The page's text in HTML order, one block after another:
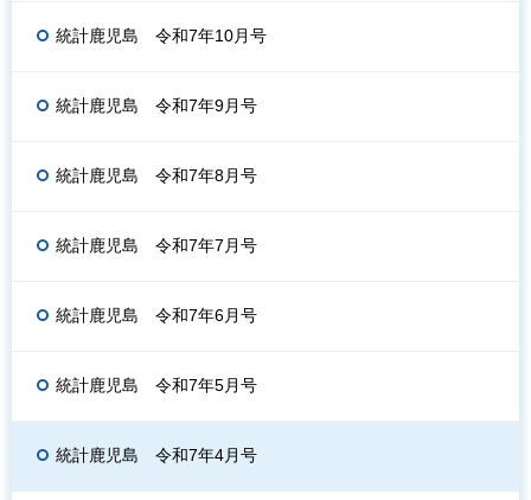
統計鹿児島 令和7年10月号
統計鹿児島 令和7年9月号
統計鹿児島 令和7年8月号
統計鹿児島 令和7年7月号
統計鹿児島 令和7年6月号
統計鹿児島 令和7年5月号
統計鹿児島 令和7年4月号